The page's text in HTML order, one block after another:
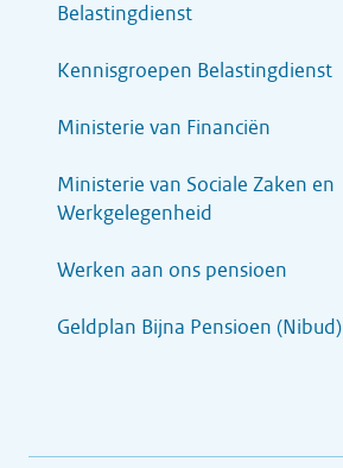
Belastingdienst
Kennisgroepen Belastingdienst
Ministerie van Financiën
Ministerie van Sociale Zaken en
Werkgelegenheid
Werken aan ons pensioen
Geldplan Bijna Pensioen (Nibud)